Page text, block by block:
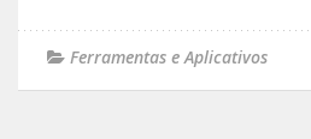
Ferramentas e Aplicativos